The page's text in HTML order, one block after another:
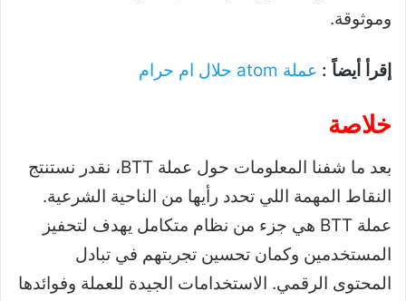
وموثوقة.
إقرأ أيضاً : عملة atom حلال ام حرام
خلاصة
بعد ما شفنا المعلومات حول عملة BTT، نقدر نستنتج
النقاط المهمة اللي تحدد رأيها من الناحية الشرعية.
عملة BTT هي جزء من نظام متكامل يهدف لتحفيز
المستخدمين وكمان تحسين تجربتهم في تبادل
المحتوى الرقمي. الاستخدامات الجيدة للعملة وفوائدها